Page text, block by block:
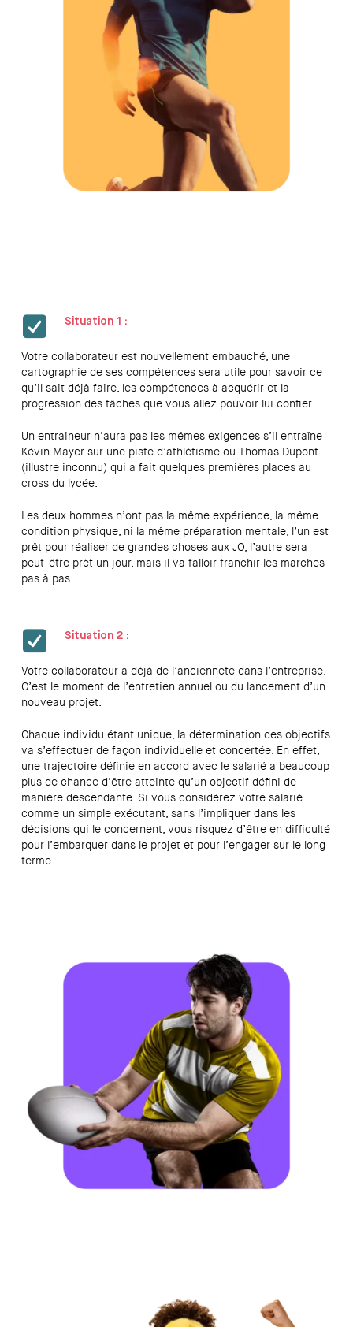
Situation 1 :
Votre collaborateur est nouvellement embauché, une
cartographie de ses compétences sera utile pour savoir ce
qu’il sait déjà faire, les compétences à acquérir et la
progression des tâches que vous allez pouvoir lui confier.
Un entraineur n’aura pas les mêmes exigences s’il entraîne
Kévin Mayer sur une piste d’athlétisme ou Thomas Dupont
(illustre inconnu) qui a fait quelques premières places au
cross du lycée.
Les deux hommes n’ont pas la même expérience, la même
condition physique, ni la même préparation mentale, l’un est
prêt pour réaliser de grandes choses aux JO, l’autre sera
peut-être prêt un jour, mais il va falloir franchir les marches
pas à pas.
Situation 2 :
Votre collaborateur a déjà de l’ancienneté dans l’entreprise.
C’est le moment de l’entretien annuel ou du lancement d’un
nouveau projet.
Chaque individu étant unique, la détermination des objectifs
va s’effectuer de façon individuelle et concertée. En effet,
une trajectoire définie en accord avec le salarié a beaucoup
plus de chance d’être atteinte qu’un objectif défini de
manière descendante. Si vous considérez votre salarié
comme un simple exécutant, sans l’impliquer dans les
décisions qui le concernent, vous risquez d’être en difficulté
pour l’embarquer dans le projet et pour l’engager sur le long
terme.